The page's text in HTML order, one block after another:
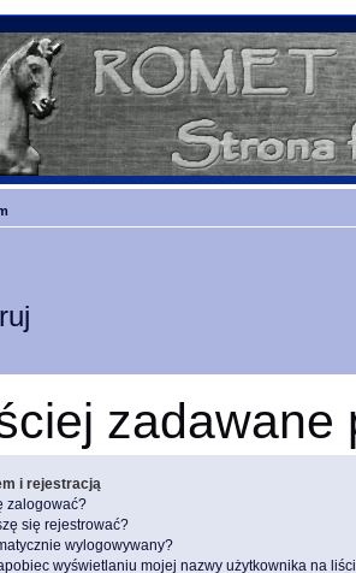
zadawane
i rejestracją
zalogować?
się rejestrować?
wylogowywany?
wyświetlaniu mojej nazwy użytkownika na